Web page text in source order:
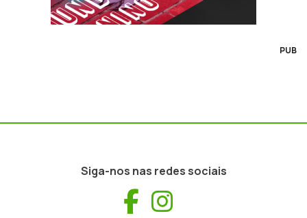
PUB
Siga-nos nas redes sociais
Facebook